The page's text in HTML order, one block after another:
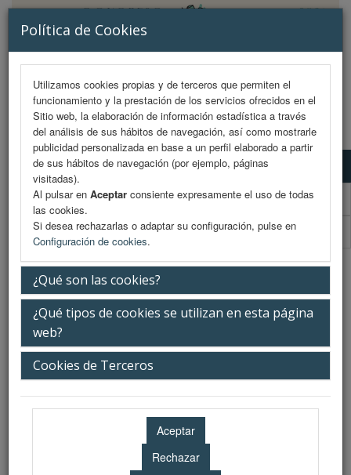
Política de Cookies
Utilizamos cookies propias y de terceros que permiten el
funcionamiento y la prestación de los servicios ofrecidos en el
Sitio web, la elaboración de información estadística a través
del análisis de sus hábitos de navegación, así como mostrarle
publicidad personalizada en base a un perfil elaborado a partir
de sus hábitos de navegación (por ejemplo, páginas
visitadas).
Al pulsar en Aceptar consiente expresamente el uso de todas
las cookies.
Si desea rechazarlas o adaptar su configuración, pulse en
Configuración de cookies.
¿Qué son las cookies?
¿Qué tipos de cookies se utilizan en esta página
web?
Cookies de Terceros
MENU
Comité Organizador
Comité Científico
Comité Organizador Y Científico Enfermería
Comité Organizador
Dr. Alfonso Arias Recalde
Cardiología. Hospital Universitario Costa del Sol.
*Biografía no disponible.